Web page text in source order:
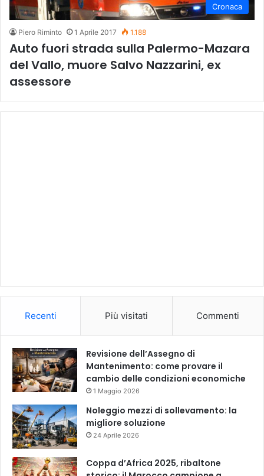
Cronaca
Piero Riminto 1 Aprile 2017 1.188
Auto fuori strada sulla Palermo-Mazara
del Vallo, muore Salvo Nazzarini, ex
assessore
Recenti Più visitati Commenti
Revisione dell’Assegno di
Mantenimento: come provare il
cambio delle condizioni economiche
1 Maggio 2026
Noleggio mezzi di sollevamento: la
migliore soluzione
24 Aprile 2026
Coppa d’Africa 2025, ribaltone